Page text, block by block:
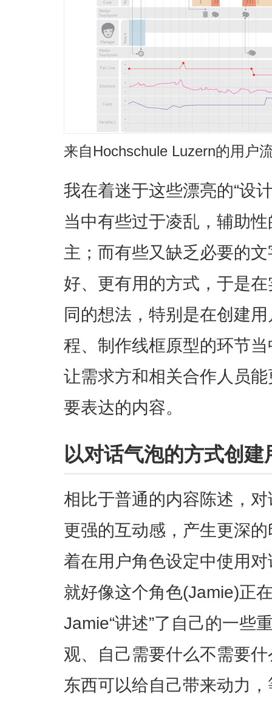
来自Hochschule Luzern的用户
我在着迷于这些漂亮的“设
当中有些过于凌乱，辅助
主；而有些又缺乏必要的
好、更有用的方式，于是
同的想法，特别是在创建
程、制作线框原型的环节
让需求方和相关合作人员
要表达的内容。
以对话气泡的方式创建
相比于普通的内容陈述，
更强的互动感，产生更深
着在用户角色设定中使用
就好像这个角色(Jamie)正
Jamie“讲述”了自己的一些
观、自己需要什么不需要
东西可以给自己带来动力